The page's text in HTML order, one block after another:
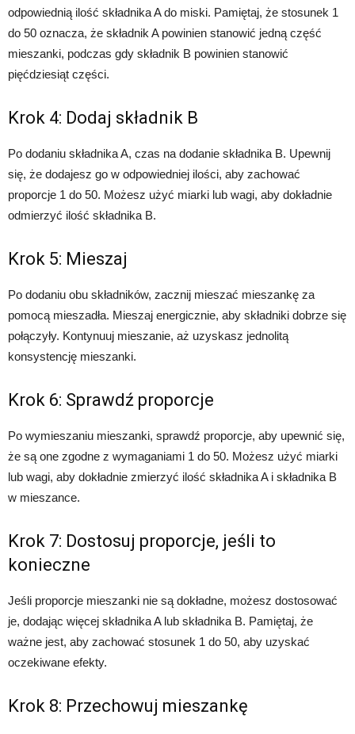
odpowiednią ilość składnika A do miski. Pamiętaj, że stosunek 1
do 50 oznacza, że składnik A powinien stanowić jedną część
mieszanki, podczas gdy składnik B powinien stanowić
pięćdziesiąt części.
Krok 4: Dodaj składnik B
Po dodaniu składnika A, czas na dodanie składnika B. Upewnij
się, że dodajesz go w odpowiedniej ilości, aby zachować
proporcje 1 do 50. Możesz użyć miarki lub wagi, aby dokładnie
odmierzyć ilość składnika B.
Krok 5: Mieszaj
Po dodaniu obu składników, zacznij mieszać mieszankę za
pomocą mieszadła. Mieszaj energicznie, aby składniki dobrze się
połączyły. Kontynuuj mieszanie, aż uzyskasz jednolitą
konsystencję mieszanki.
Krok 6: Sprawdź proporcje
Po wymieszaniu mieszanki, sprawdź proporcje, aby upewnić się,
że są one zgodne z wymaganiami 1 do 50. Możesz użyć miarki
lub wagi, aby dokładnie zmierzyć ilość składnika A i składnika B
w mieszance.
Krok 7: Dostosuj proporcje, jeśli to
konieczne
Jeśli proporcje mieszanki nie są dokładne, możesz dostosować
je, dodając więcej składnika A lub składnika B. Pamiętaj, że
ważne jest, aby zachować stosunek 1 do 50, aby uzyskać
oczekiwane efekty.
Krok 8: Przechowuj mieszankę